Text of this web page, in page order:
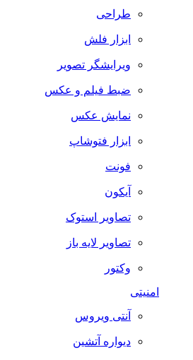
طراحی
ابزار فلش
ویرایشگر تصویر
ضبط فيلم و عكس
نمایش عکس
ابزار فتوشاپ
فونت
آیکون
تصاویر استوک
تصاویر لایه باز
وکتور
امنیتی
آنتی ویروس
دیواره آتشین